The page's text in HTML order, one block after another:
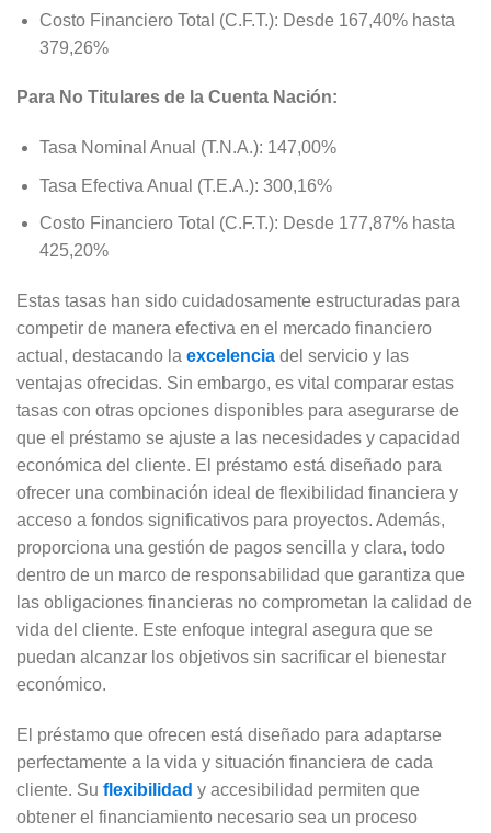
Costo Financiero Total (C.F.T.): Desde 167,40% hasta
379,26%
Para No Titulares de la Cuenta Nación:
Tasa Nominal Anual (T.N.A.): 147,00%
Tasa Efectiva Anual (T.E.A.): 300,16%
Costo Financiero Total (C.F.T.): Desde 177,87% hasta
425,20%
Estas tasas han sido cuidadosamente estructuradas para
competir de manera efectiva en el mercado financiero
actual, destacando la excelencia del servicio y las
ventajas ofrecidas. Sin embargo, es vital comparar estas
tasas con otras opciones disponibles para asegurarse de
que el préstamo se ajuste a las necesidades y capacidad
económica del cliente. El préstamo está diseñado para
ofrecer una combinación ideal de flexibilidad financiera y
acceso a fondos significativos para proyectos. Además,
proporciona una gestión de pagos sencilla y clara, todo
dentro de un marco de responsabilidad que garantiza que
las obligaciones financieras no comprometan la calidad de
vida del cliente. Este enfoque integral asegura que se
puedan alcanzar los objetivos sin sacrificar el bienestar
económico.
El préstamo que ofrecen está diseñado para adaptarse
perfectamente a la vida y situación financiera de cada
cliente. Su flexibilidad y accesibilidad permiten que
obtener el financiamiento necesario sea un proceso